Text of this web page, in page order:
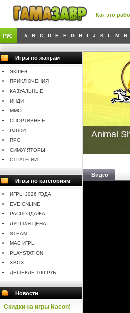
Как это
A B C D E F G H I J K L M N
Игры по жанрам
ЭКШЕН
ПРИКЛЮЧЕНИЯ
КАЗУАЛЬНЫЕ
ИНДИ
MMO
СПОРТИВНЫЕ
ГОНКИ
RPG
СИМУЛЯТОРЫ
СТРАТЕГИИ
Игры по категориям
ИГРЫ 2026 ГОДА
EVE ONLINE
РАСПРОДАЖА
ЛУЧШАЯ ЦЕНА
STEAM
MAC ИГРЫ
PLAYSTATION
XBOX
ДЕШЕВЛЕ 100 РУБ
Новости
Скидки на игры Nacon!
Animal
Видео